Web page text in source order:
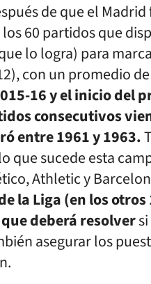
de que el
60 partidos que
lo logra) para
con un promedio
16 y el inicio del
consecutivos
entre 1961 y 1963.
que sucede esta
Athletic y
la Liga (en los
deberá resolver
asegurar los